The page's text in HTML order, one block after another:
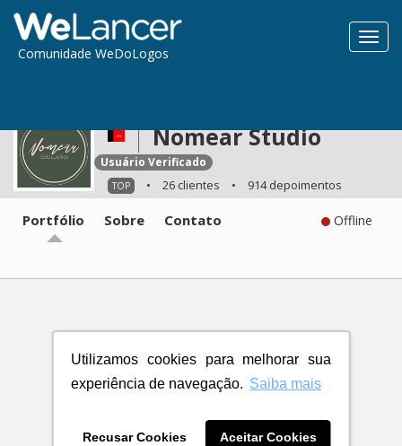
Utilizamos cookies para melhorar sua
experiência de navegação. Saiba mais
Recusar Cookies Aceitar Cookies
Comunidade WeDoLogos
Nomear Studio
Usuário Verificado
TOP • 26 clientes • 914 depoimentos
Portfólio Sobre Contato Offline